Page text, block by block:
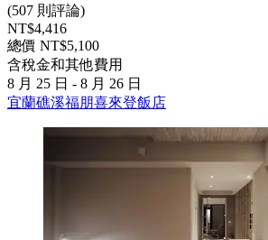
(507 則評論)
NT$4,416
總價 NT$5,100
含稅金和其他費用
8 月 25 日 - 8 月 26 日
宜蘭礁溪福朋喜來登飯店